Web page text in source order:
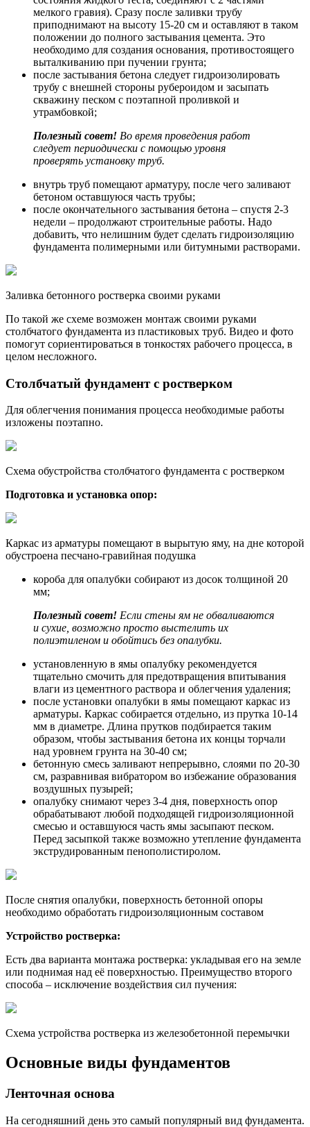
мелкого гравия). Сразу после заливки трубу
приподнимают на высоту 15-20 см и оставляют в таком
положении до полного застывания цемента. Это
необходимо для создания основания, противостоящего
выталкиванию при пучении грунта;
после застывания бетона следует гидроизолировать
трубу с внешней стороны рубероидом и засыпать
скважину песком с поэтапной проливкой и
утрамбовкой;
Полезный совет! Во время проведения работ
следует периодически с помощью уровня
проверять установку труб.
внутрь труб помещают арматуру, после чего заливают
бетоном оставшуюся часть трубы;
после окончательного застывания бетона – спустя 2-3
недели – продолжают строительные работы. Надо
добавить, что нелишним будет сделать гидроизоляцию
фундамента полимерными или битумными растворами.
Заливка бетонного ростверка своими руками
По такой же схеме возможен монтаж своими руками
столбчатого фундамента из пластиковых труб. Видео и фото
помогут сориентироваться в тонкостях рабочего процесса, в
целом несложного.
Столбчатый фундамент с ростверком
Для облегчения понимания процесса необходимые работы
изложены поэтапно.
Схема обустройства столбчатого фундамента с ростверком
Подготовка и установка опор:
Каркас из арматуры помещают в вырытую яму, на дне которой
обустроена песчано-гравийная подушка
короба для опалубки собирают из досок толщиной 20
мм;
Полезный совет! Если стены ям не обваливаются
и сухие, возможно просто выстелить их
полиэтиленом и обойтись без опалубки.
установленную в ямы опалубку рекомендуется
тщательно смочить для предотвращения впитывания
влаги из цементного раствора и облегчения удаления;
после установки опалубки в ямы помещают каркас из
арматуры. Каркас собирается отдельно, из прутка 10-14
мм в диаметре. Длина прутков подбирается таким
образом, чтобы застывания бетона их концы торчали
над уровнем грунта на 30-40 см;
бетонную смесь заливают непрерывно, слоями по 20-30
см, разравнивая вибратором во избежание образования
воздушных пузырей;
опалубку снимают через 3-4 дня, поверхность опор
обрабатывают любой подходящей гидроизоляционной
смесью и оставшуюся часть ямы засыпают песком.
Перед засыпкой также возможно утепление фундамента
экструдированным пенополистиролом.
После снятия опалубки, поверхность бетонной опоры
необходимо обработать гидроизоляционным составом
Устройство ростверка:
Есть два варианта монтажа ростверка: укладывая его на земле
или поднимая над её поверхностью. Преимущество второго
способа – исключение воздействия сил пучения:
Схема устройства ростверка из железобетонной перемычки
Основные виды фундаментов
Ленточная основа
На сегодняшний день это самый популярный вид фундамента.